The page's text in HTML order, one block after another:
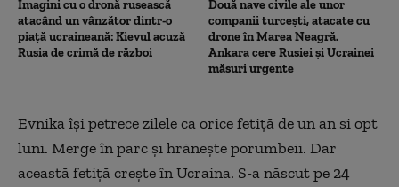
Imagini cu o dronă rusească
atacând un vânzător dintr-o
piață ucraineană: Kievul acuză
Rusia de crimă de război
Două nave civile ale unor
companii turcești, atacate cu
drone în Marea Neagră.
Ankara cere Rusiei și Ucrainei
măsuri urgente
Evnika își petrece zilele ca orice fetiță de un an si opt
luni. Merge în parc și hrănește porumbeii. Dar
această fetiță crește în Ucraina. S-a născut pe 24